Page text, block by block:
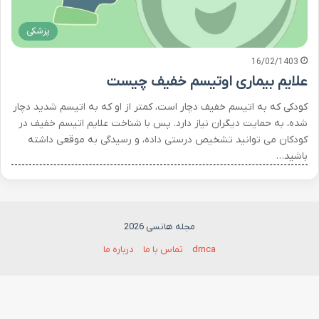
پزشکی
16/02/1403
علایم بیماری اوتیسم خفیف چیست
کودکی که به اتیسم خفیف دچار است، کمتر از او که به اتیسم شدید دچار
شده، به حمایت دیگران نیاز دارد. پس با شناخت علایم اتیسم خفیف در
کودکان می توانید تشخیص درستی داده، و رسیدگی به موقعی داشته
باشید…
مجله هانسی 2026
dmca
تماس با ما درباره ما